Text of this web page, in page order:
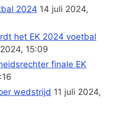
2024 14 juli 2024,
het EK 2024 voetbal
15:09
finale EK
wedstrijd 11 juli 2024,